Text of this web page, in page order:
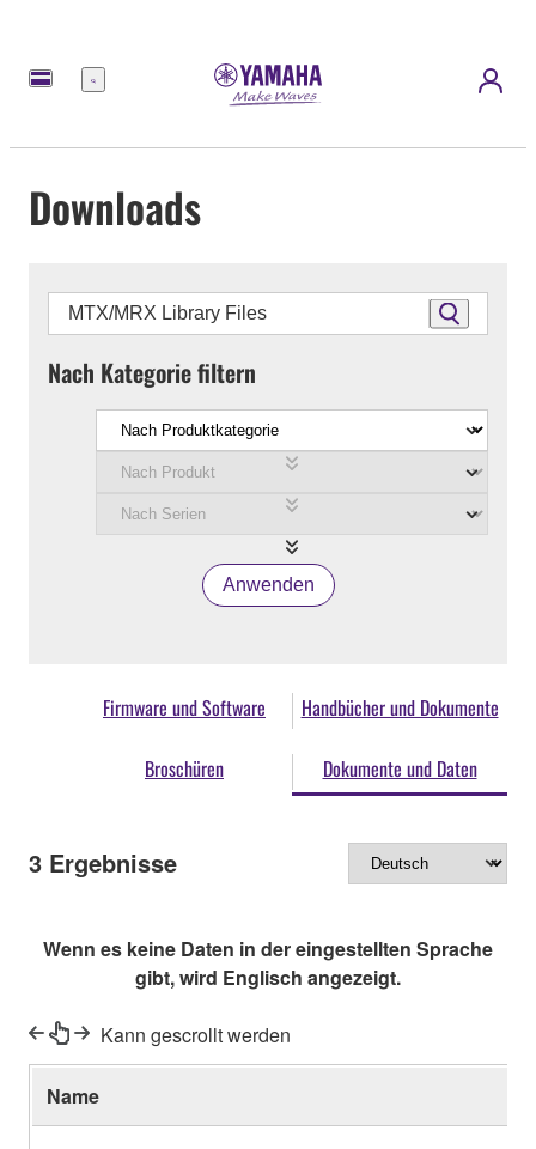
Menü
Downloads
Nach Kategorie filtern
Anwenden
Firmware und Software Handbücher und Dokumente
Broschüren Dokumente und Daten
3 Ergebnisse
Wenn es keine Daten in der eingestellten Sprache
gibt, wird Englisch angezeigt.
Kann gescrollt werden
Name